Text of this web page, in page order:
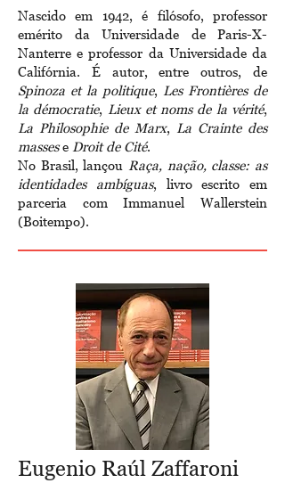
Nascido em 1942, é filósofo, professor
emérito da Universidade de Paris-X-
Nanterre e professor da Universidade da
Califórnia. É autor, entre outros, de
Spinoza et la politique, Les Frontières de
la démocratie, Lieux et noms de la vérité,
La Philosophie de Marx, La Crainte des
massese Droit de Cité.
No Brasil, lançou Raça, nação, classe: as
identidades ambíguas, livro escrito em
parceria com Immanuel Wallerstein
(Boitempo).
Eugenio Raúl Zaffaroni